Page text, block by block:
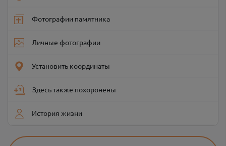
Фотографии памятника
Личные фотографии
Установить координаты
Здесь также похоронены
История жизни